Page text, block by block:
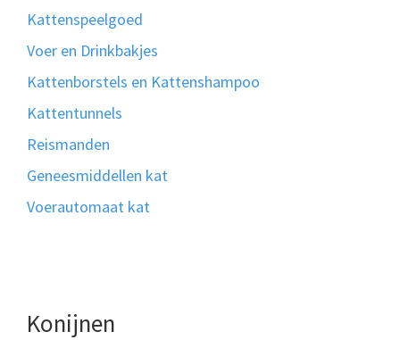
Kattenspeelgoed
Voer en Drinkbakjes
Kattenborstels en Kattenshampoo
Kattentunnels
Reismanden
Geneesmiddellen kat
Voerautomaat kat
Konijnen